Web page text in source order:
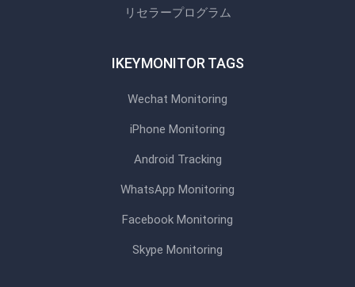
リセラープログラム
IKEYMONITOR TAGS
Wechat Monitoring
iPhone Monitoring
Android Tracking
WhatsApp Monitoring
Facebook Monitoring
Skype Monitoring